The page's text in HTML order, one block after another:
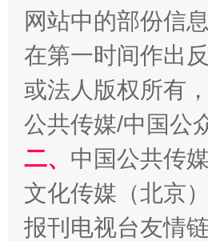
网站中的部份信
在第一时间作出
或法人版权所有
公共传媒/中国公
二、 中国公共传
文化传媒（北京
报刊电视台友情